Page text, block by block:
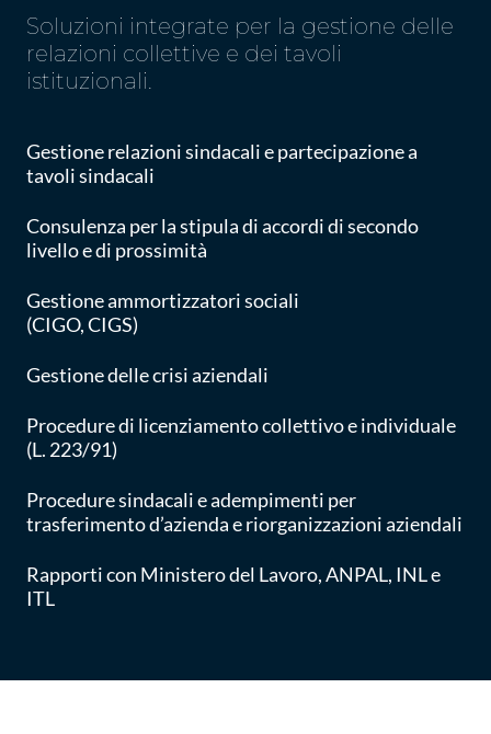
Soluzioni integrate per la gestione delle
relazioni collettive e dei tavoli
istituzionali.
Gestione relazioni sindacali e partecipazione a
tavoli sindacali
Consulenza per la stipula di accordi di secondo
livello e di prossimità
Gestione ammortizzatori sociali
(CIGO, CIGS)
Gestione delle crisi aziendali
Procedure di licenziamento collettivo e individuale
(L. 223/91)
Procedure sindacali e adempimenti per
trasferimento d’azienda e riorganizzazioni aziendali
Rapporti con Ministero del Lavoro, ANPAL, INL e
ITL